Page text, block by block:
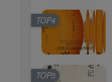
TOP4
TOP5